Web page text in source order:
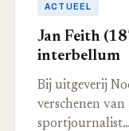
ACTUEEL
Jan Feith
interbellum
Bij uitgeverij
verschenen van
sportjournalist…